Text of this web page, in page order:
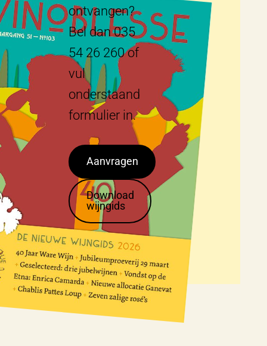
ontvangen?
Bel dan 035
54 26 260 of
vul
onderstaand
formulier in.
Aanvragen
Download
wijngids